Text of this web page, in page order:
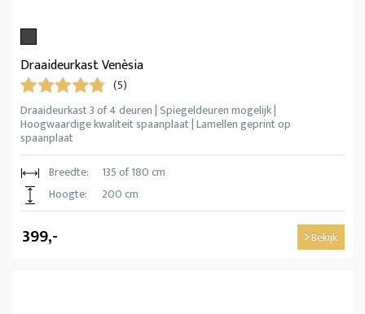
Draaideurkast Venèsia
(5)
Draaideurkast 3 of 4 deuren | Spiegeldeuren mogelijk |
Hoogwaardige kwaliteit spaanplaat | Lamellen geprint op
spaanplaat
Breedte:
135 of 180 cm
Hoogte:
200 cm
399,- Bekijk